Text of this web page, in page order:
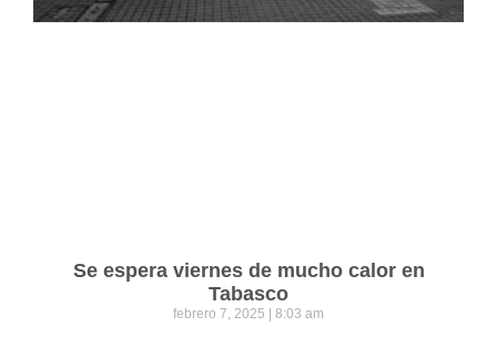
Se espera viernes de mucho calor en
Tabasco
febrero 7, 2025 8:03 am